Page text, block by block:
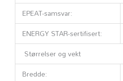
EPEAT-samsvar:
ENERGY STAR-sertifisert:
Størrelser og vekt
Bredde: